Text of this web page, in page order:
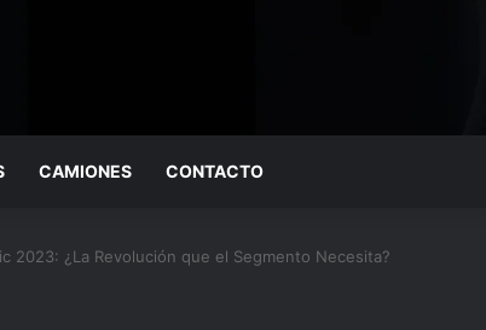
CAMIONES CONTACTO
2023: ¿La Revolución que el Segmento Necesita?